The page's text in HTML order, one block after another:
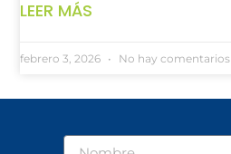
LEER MÁS
febrero 3, 2026 No hay comentarios
Nombre